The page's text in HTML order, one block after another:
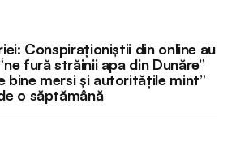
Conspiraționiștii din online au
fură străinii apa din Dunăre”
bine mersi și autoritățile mint”
o săptămână